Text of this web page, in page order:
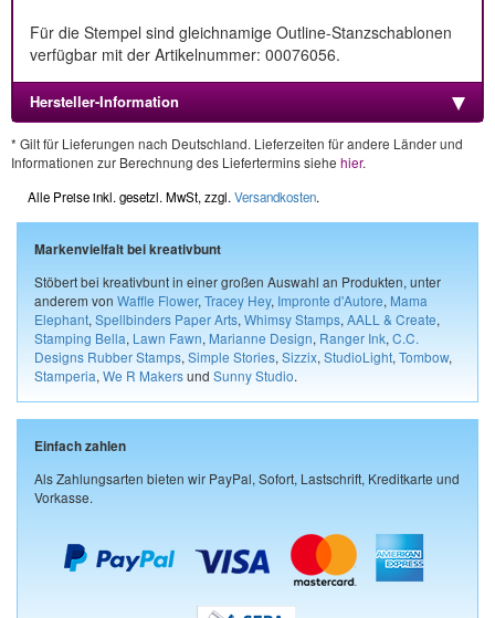
Für die Stempel sind gleichnamige Outline-Stanzschablonen
verfügbar mit der Artikelnummer: 00076056.
Hersteller-Information
* Gilt für Lieferungen nach Deutschland. Lieferzeiten für andere Länder und
Informationen zur Berechnung des Liefertermins siehe hier.
Alle Preise inkl. gesetzl. MwSt, zzgl. Versandkosten.
Markenvielfalt bei kreativbunt
Stöbert bei kreativbunt in einer großen Auswahl an Produkten, unter
anderem von Waffle Flower, Tracey Hey, Impronte d'Autore, Mama
Elephant, Spellbinders Paper Arts, Whimsy Stamps, AALL & Create,
Stamping Bella, Lawn Fawn, Marianne Design, Ranger Ink, C.C.
Designs Rubber Stamps, Simple Stories, Sizzix, StudioLight, Tombow,
Stamperia, We R Makersund Sunny Studio.
Einfach zahlen
Als Zahlungsarten bieten wir PayPal, Sofort, Lastschrift, Kreditkarte und
Vorkasse.